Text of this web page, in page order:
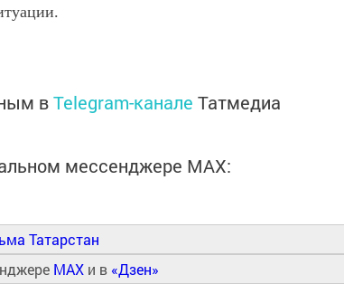
вTelegram-канале Татмедиа
мессенджере MАХ:
Татарстан
MAX и в «Дзен»